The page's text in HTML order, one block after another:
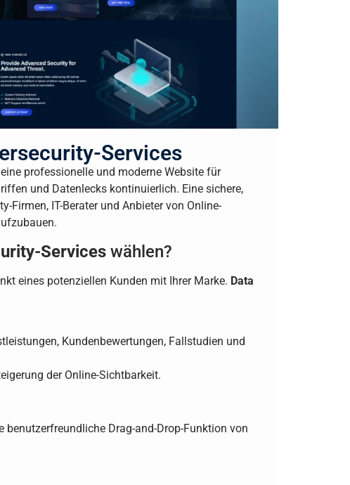
Services
professionelle und moderne Website für
und Datenlecks kontinuierlich. Eine sichere,
Firmen, IT-Berater und Anbieter von Online-
Services wählen?
eines potenziellen Kunden mit Ihrer Marke. Data
Kundenbewertungen, Fallstudien und
der Online-Sichtbarkeit.
benutzerfreundliche Drag-and-Drop-Funktion von